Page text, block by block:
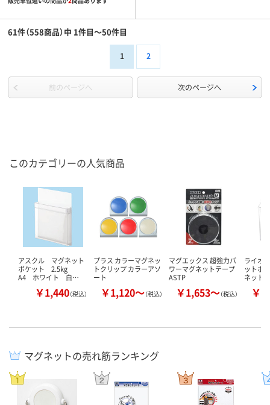
61件（558商品）中 1件目～50件目
1 2
前のページへ 次のページへ
このカテゴリーの人気商品
アスクル マグネット
ポケット 2.5kg
A4 ホワイト 白…
￥1,440（税込）
プラス カラーマグネッ
トクリップ カラーアソ
ート
￥1,120～（税込）
マグエックス 超強力パ
ワーマグネットテープ
ASTP
￥1,653～（税込）
ライオ
ットポ
ネット
￥
マグネットの売れ筋ランキング